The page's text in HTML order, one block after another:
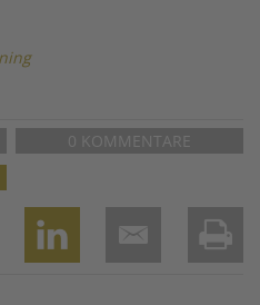
0 KOMMENTARE
LinkedIn
Email